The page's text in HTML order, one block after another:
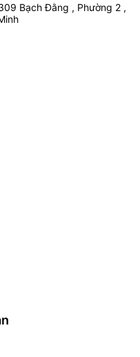
Bạch Đằng , Phường 2 ,